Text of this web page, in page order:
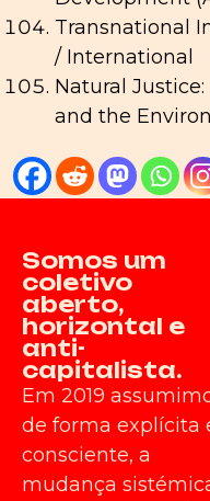
Transnational
/ International
Natural
and the
Somos um
coletivo
aberto,
horizontal e
anti-
capitalista.
Em 2019
de forma explícita
consciente, a
mudança